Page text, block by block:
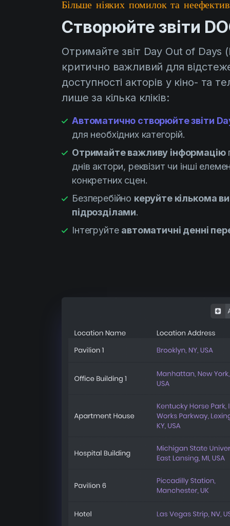
Більше ніяких помилок та
Створюйте звіти
Отримайте звіт Day Out of Days
критично важливий для
доступності акторів у кіно- та
лише за кілька кліків:
Автоматично створюйте звіти
для необхідних категорій.
Отримайте важливу інформацію
днів актори, реквізит чи інші
конкретних сцен.
Безперебійно керуйте кількома
підрозділами.
Інтегруйте автоматичні денні